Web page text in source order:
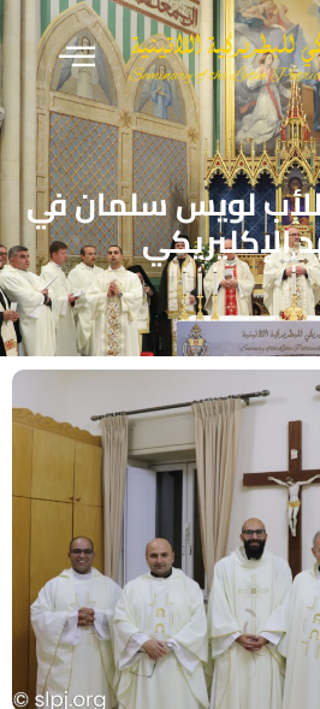
لويس سلمان في
الإكليريكي